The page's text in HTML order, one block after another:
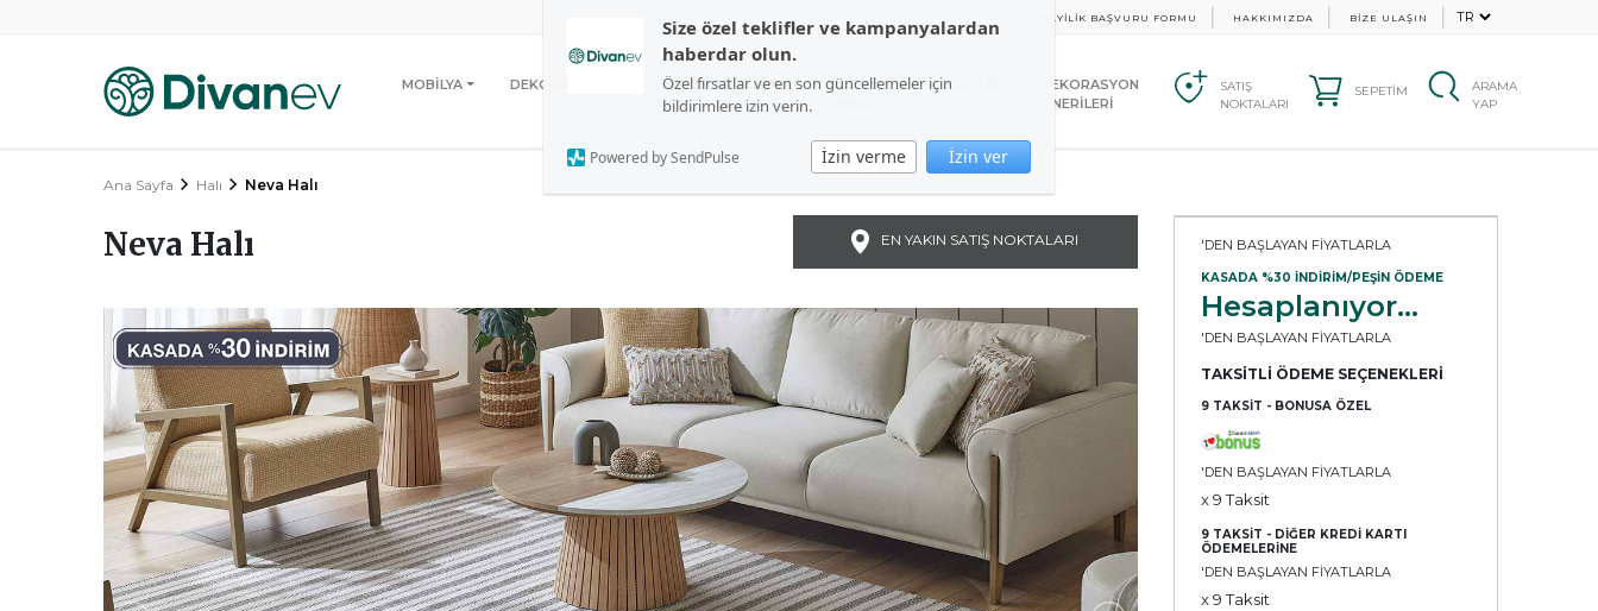
Size özel teklifler ve kampanyalardan
haberdar olun.
Özel fırsatlar ve en son güncellemeler için
bildirimlere izin verin.
İzin verme İzin ver
Powered by SendPulse
BAYİLİK BAŞVURU FORMU HAKKIMIZDA BİZE ULAŞIN
MOBİLYA DEKORASYON
BAHÇE VE BALKON
MOBİLYALARI
UYKU
FIRSATLAR
DEKORASYON
ÖNERİLERİ
SATIŞ
NOKTALARI
SEPETİM
ARAMA
YAP
Ana Sayfa Halı Neva Halı
Neva Halı EN YAKIN SATIŞ NOKTALARI 'DEN BAŞLAYAN FİYATLARLA
KASADA %30 İNDİRİM/PEŞİN ÖDEME
Hesaplanıyor...
'DEN BAŞLAYAN FİYATLARLA
TAKSİTLİ ÖDEME SEÇENEKLERİ
9 TAKSİT - BONUSA ÖZEL
'DEN BAŞLAYAN FİYATLARLA
x 9 Taksit
9 TAKSİT - DİĞER KREDİ KARTI
ÖDEMELERİNE
'DEN BAŞLAYAN FİYATLARLA
x 9 Taksit